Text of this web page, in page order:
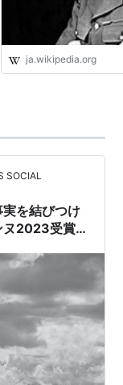
ja.wikipedia.org
SOCIAL
を結びつけ
ヌ2023受賞